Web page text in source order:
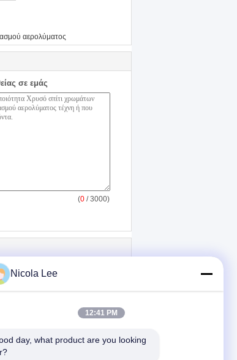
αερολύματος
σε εμάς
(0 / 3000)
Φθορισμού υψηλή
επίδοση χρωμάτων
Nicola Lee
12:41 PM
day, what product are you looking